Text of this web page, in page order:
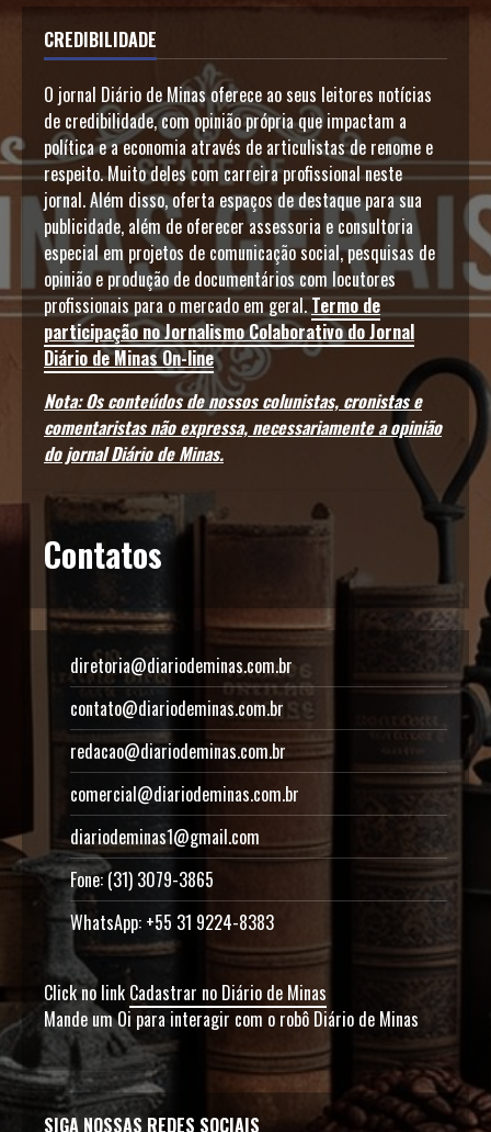
CREDIBILIDADE
O jornal Diário de Minas oferece ao seus leitores notícias
de credibilidade, com opinião própria que impactam a
política e a economia através de articulistas de renome e
respeito. Muito deles com carreira profissional neste
jornal. Além disso, oferta espaços de destaque para sua
publicidade, além de oferecer assessoria e consultoria
especial em projetos de comunicação social, pesquisas de
opinião e produção de documentários com locutores
profissionais para o mercado em geral.Termo de
participação no Jornalismo Colaborativo do Jornal
Diário de Minas On-line
Nota: Os conteúdos de nossos colunistas, cronistas e
comentaristas não expressa, necessariamente a opinião
do jornal Diário de Minas.
Contatos
diretoria@diariodeminas.com.br
contato@diariodeminas.com.br
redacao@diariodeminas.com.br
comercial@diariodeminas.com.br
diariodeminas1@gmail.com
Fone: (31) 3079-3865
WhatsApp: +55 31 9224-8383
Click no link Cadastrar no Diário de Minas
Mande um Oi para interagir com o robô Diário de Minas
SIGA NOSSAS REDES SOCIAIS